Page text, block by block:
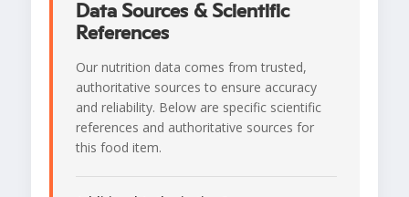
Data Sources & Scientific
References
Our nutrition data comes from trusted,
authoritative sources to ensure accuracy
and reliability. Below are specific scientific
references and authoritative sources for
this food item.